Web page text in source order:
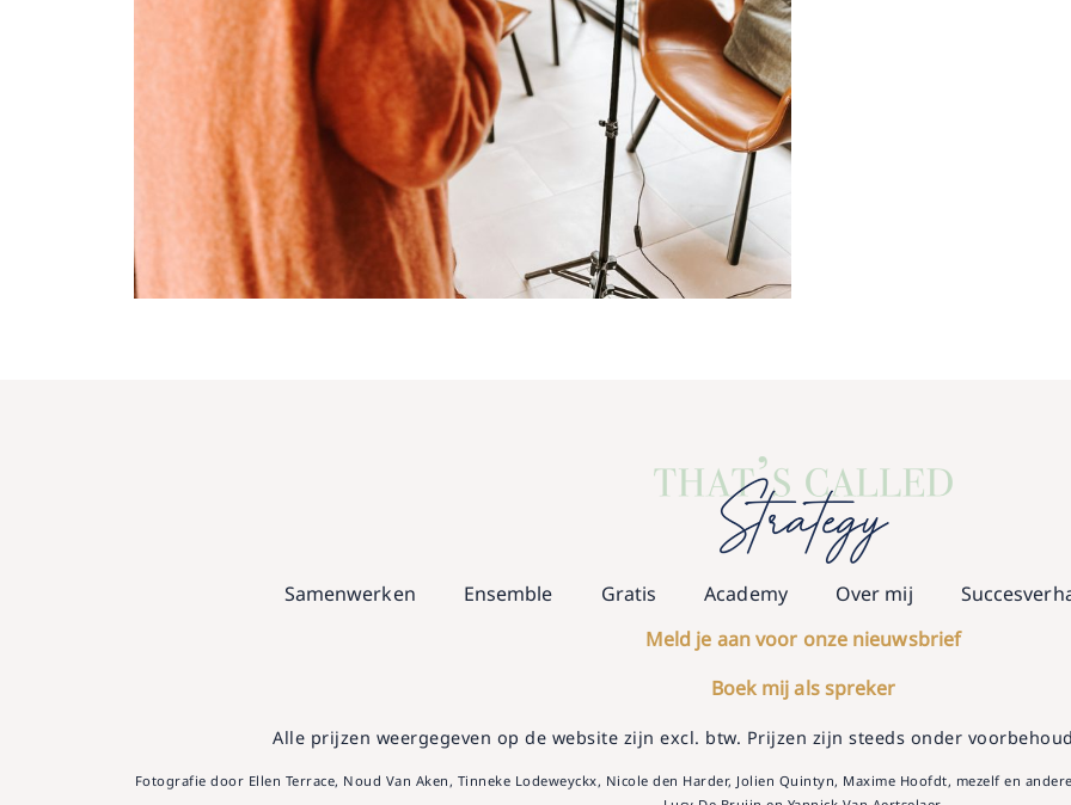
Samenwerken Ensemble Gratis Academy Over mij
Meld je aan voor onze nieuwsbrief
Boek mij als spreker
Alle prijzen weergegeven op de website zijn excl. btw. Prijzen zijn steeds onder
Fotografie door Ellen Terrace, Noud Van Aken, Tinneke Lodeweyckx, Nicole den Harder, Jolien Quintyn, Maxime Hoofdt, mezelf en